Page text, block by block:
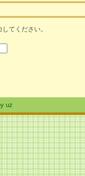
てください。
uz